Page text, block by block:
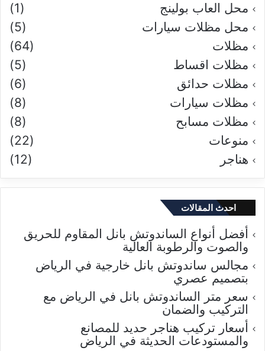
محل العاب بولينج
(1)
محل مظلات سيارات
(5)
مظلات
(64)
مظلات اقساط
(5)
مظلات حدائق
(6)
مظلات سيارات
(8)
مظلات مسابح
(8)
منوعات
(22)
هناجر
(12)
احدث المقالات
أفضل أنواع الساندوتش بانل المقاوم للحريق
والصوت والرطوبة العالية
مجالس ساندوتش بانل خارجية في الرياض
بتصميم عصري
سعر متر الساندوتش بانل في الرياض مع
التركيب والضمان
أسعار تركيب هناجر حديد للمصانع
والمستودعات الحديثة في الرياض